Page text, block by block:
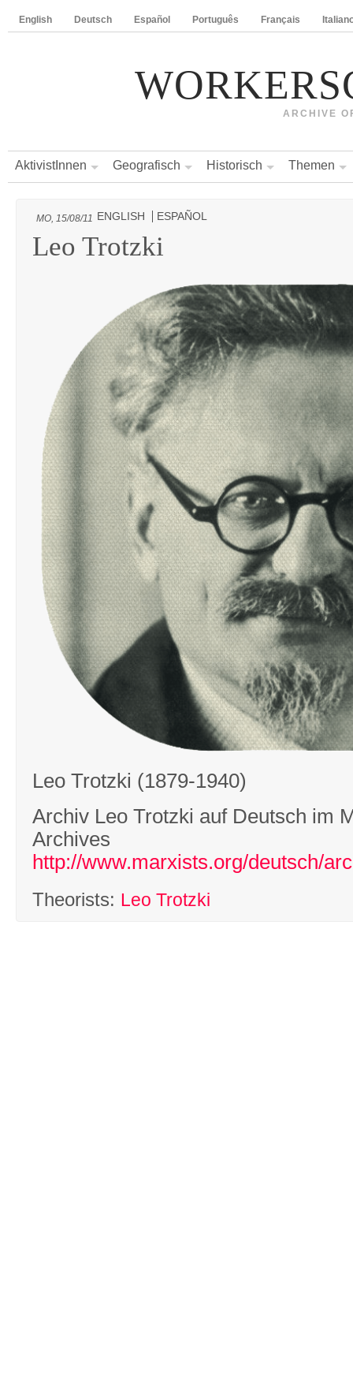
English Deutsch Español Português Français
ARCHIVE
AktivistInnen Geografisch Historisch Themen
MO, 15/08/11 ENGLISH ESPAÑOL
Leo Trotzki
Leo Trotzki (1879-1940)
Archiv Leo Trotzki auf Deutsch im
Archives
http://www.marxists.org/deutsch/
Theorists: Leo Trotzki